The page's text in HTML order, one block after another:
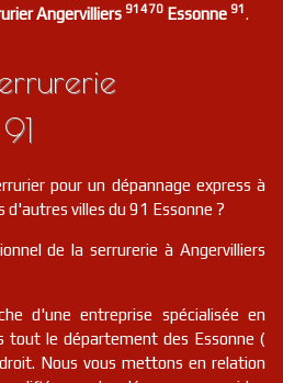
91720
FR 91470
FR
Angervilliers 91470 Essonne 91.
pour un dépannage express à
villes du 91 Essonne ?
de la serrurerie à Angervilliers
d'une entreprise spécialisée en
tout le département des Essonne (
Nous vous mettons en relation